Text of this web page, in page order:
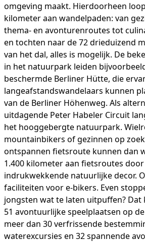
omgeving maakt. Hierdoorheen
kilometer aan wandelpaden: van
thema- en avonturenroutes tot
en tochten naar de 72 drieduizend
van het dal, alles is mogelijk. De
in het natuurpark leiden
beschermde Berliner Hütte, die
langeafstandswandelaars kunnen
van de Berliner Höhenweg. Als
uitdagende Peter Habeler Circuit
het hooggebergte natuurpark.
mountainbikers of gezinnen op
ontspannen fietsroute kunnen dan
1.400 kilometer aan fietsroutes
indrukwekkende natuurlijke decor.
faciliteiten voor e-bikers. Even
jongsten wat te laten uitpuffen? Dat
51 avontuurlijke speelplaatsen op
meer dan 30 verfrissende
waterexcursies en 32 spannende